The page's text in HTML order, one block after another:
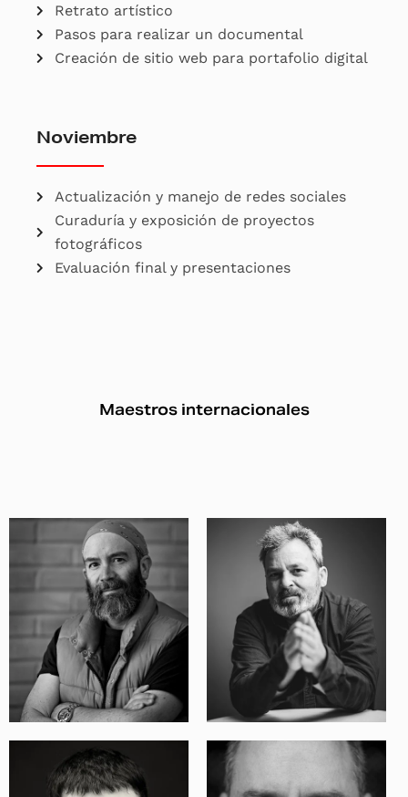
Retrato artístico
Pasos para realizar un documental
Creación de sitio web para portafolio digital
Noviembre
Actualización y manejo de redes sociales
Curaduría y exposición de proyectos
fotográficos
Evaluación final y presentaciones
Maestros internacionales